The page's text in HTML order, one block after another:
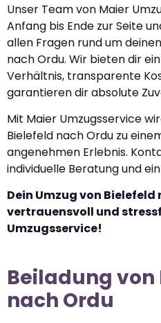
Unser Team von Maier
Anfang bis Ende zur Seite
allen Fragen rund um
nach Ordu. Wir bieten dir
Verhältnis, transparente
garantieren dir absolute
Mit Maier Umzugsservice
Bielefeld nach Ordu zu
angenehmen Erlebnis.
individuelle Beratung und
Dein Umzug von Bielefeld
vertrauensvoll und
Umzugsservice!
Beiladung von
nach Ordu